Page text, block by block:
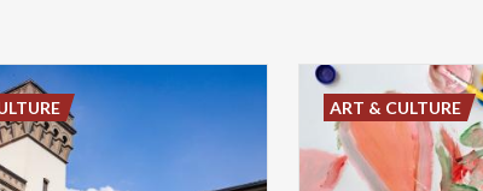
ART & CULTURE